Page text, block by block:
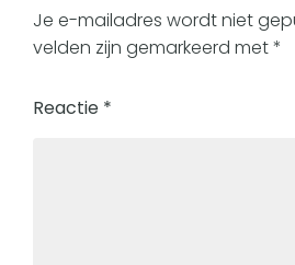
Je e-mailadres wordt niet
velden zijn gemarkeerd met*
Reactie *